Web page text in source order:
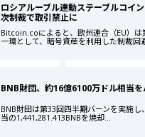
ロシアルーブル連動ステーブルコイ
次制裁で取引禁止に
Bitcoin.coによると、欧州連合（EU）は
一環として、暗号資産を利用した制裁回
BNB財団、約16億6100万ドル相当を
BNB財団は第33回四半期バーンを実施
当の1,441,281.413BNBを焼却